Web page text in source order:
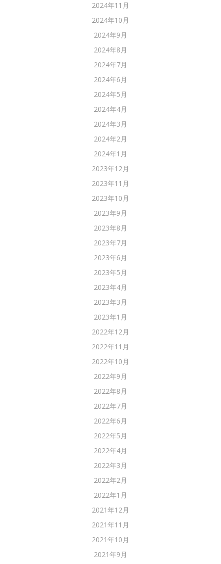
2024年11月
2024年10月
2024年9月
2024年8月
2024年7月
2024年6月
2024年5月
2024年4月
2024年3月
2024年2月
2024年1月
2023年12月
2023年11月
2023年10月
2023年9月
2023年8月
2023年7月
2023年6月
2023年5月
2023年4月
2023年3月
2023年1月
2022年12月
2022年11月
2022年10月
2022年9月
2022年8月
2022年7月
2022年6月
2022年5月
2022年4月
2022年3月
2022年2月
2022年1月
2021年12月
2021年11月
2021年10月
2021年9月